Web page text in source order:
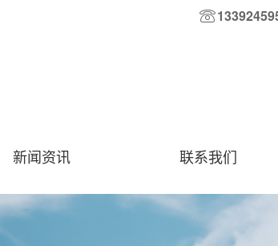
新闻资讯 联系我们